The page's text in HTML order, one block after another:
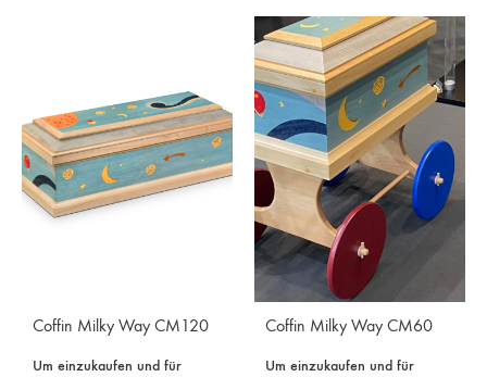
Coffin Milky Way CM120
Um einzukaufen und für
Coffin Milky Way CM60
Um einzukaufen und für